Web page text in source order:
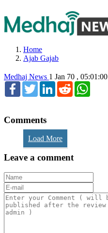
Home
Ajab Gajab
Medhaj News 1 Jan 70 , 05:01:00
FacebookTwitterLinkedInReddit
Comments
Load More
Leave a comment